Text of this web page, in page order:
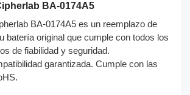
BA-0174A5
BA-0174A5 es un reemplazo de
batería original que cumple con todos los
de fiabilidad y seguridad.
garantizada. Cumple con las